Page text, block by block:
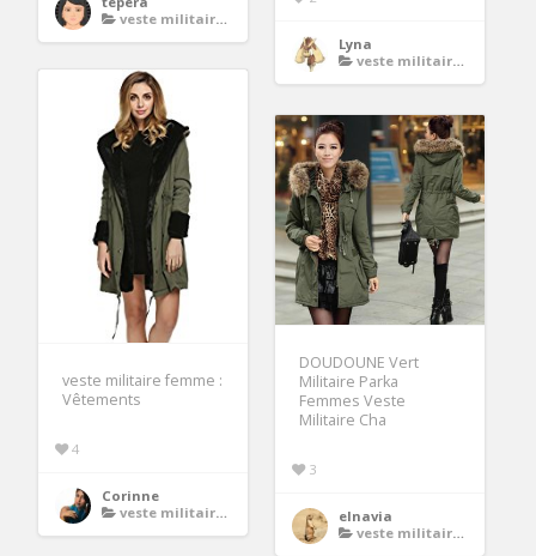
veste militaire femme
Lyna
veste militaire femme
veste militaire femme :
Vêtements
4
Corinne
veste militaire femme
DOUDOUNE Vert
Militaire Parka
Femmes Veste
Militaire Cha
3
elnavia
veste militaire femme